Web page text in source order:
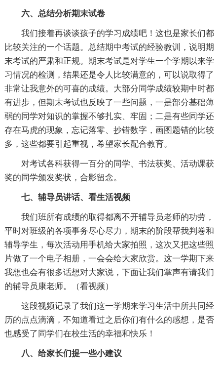
六、总结分析期末试卷
我们接着再谈谈孩子的学习成绩吧！这也是家长们都
比较关注的一个话题。总结期中考试的经验教训，说明期
末考试的严肃和正规。期末考试是对学生一个学期以来学
习情况的检测，结果还是令人比较满意的，可以说取得了
非常让我意外的可喜的成绩。大部分同学成绩较期中时都
有进步，但期末考试也反映了一些问题，一是部分基础薄
弱的同学对知识的掌握不够扎实、牢固；二是有些同学还
存在马虎的现象，忘记落零、抄错数字，画图题错的比较
多，这些都要引起重视，希望家长配合教育。
对考试各科获得一百分的同学、书法获奖、活动课获
奖的同学颁发奖状，合影留念。
七、辅导员讲话、看生活视频
我们班所有成绩的取得都离不开辅导员老师的功劳，
平时对班级的各项事务尽心尽力，期末的阶段帮我判卷和
辅导学生，每次活动用手机给大家拍照，这次又把这些照
片做了一个电子相册，一会会给大家欣赏。这一学期下来
我想也会有很多话想对大家说，下面让我们掌声有请我们
的辅导员康老师。（看视频）
这段视频记录了我们这一学期来学习生活中所共同经
历的点点滴滴，不知道看过之后你们有什么的感想，是否
也感受了同学们在校生活的幸福和快乐！
八、给家长们提一些小建议